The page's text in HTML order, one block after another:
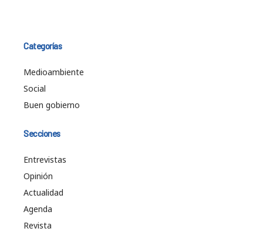
Categorías
Medioambiente
Social
Buen gobierno
Secciones
Entrevistas
Opinión
Actualidad
Agenda
Revista